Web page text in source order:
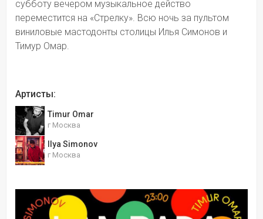
субботу вечером музыкальное действо
переместится на «Стрелку». Всю ночь за пультом
виниловые мастодонты столицы Илья Симонов и
Тимур Омар.
Артисты:
Timur Omar
г Москва
Ilya Simonov
г Москва